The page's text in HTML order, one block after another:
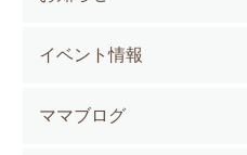
イベント情報
ママブログ